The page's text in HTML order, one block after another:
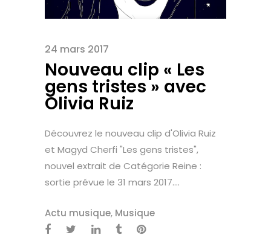
24 mars 2017
Nouveau clip « Les
gens tristes » avec
Olivia Ruiz
Découvrez le nouveau clip d'Olivia Ruiz
et Magyd Cherfi "Les gens tristes",
nouvel extrait de Catégorie Reine :
sortie prévue le 31 mars 2017....
Actu musique, Musique
Merci de votre soutien